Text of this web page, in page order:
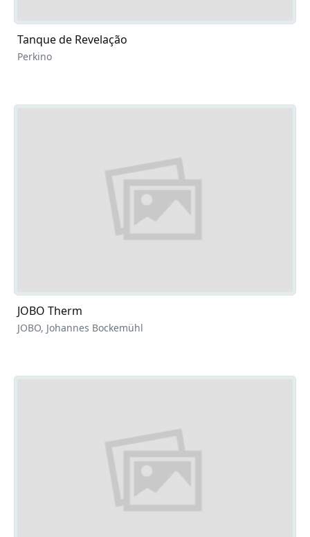
Tanque de Revelação
Perkino
JOBO Therm
JOBO, Johannes Bockemühl